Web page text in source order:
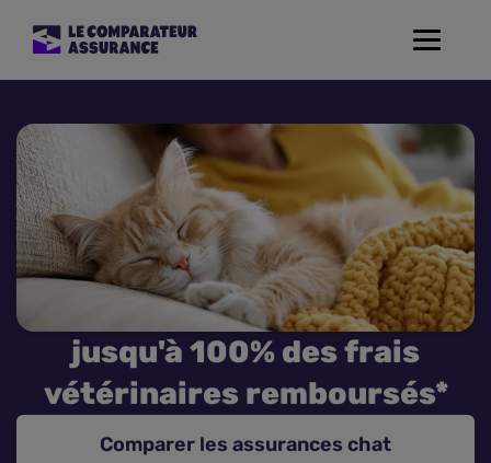
Toggle
Mutuelle Santé
Assurance Moto
Assurance Habitation
Assurance de prêt
Prévoyance
jusqu'à 100% des frais
vétérinaires remboursés*
Comparer les assurances chat